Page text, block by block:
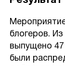
блогеров.
выпущено 47
были